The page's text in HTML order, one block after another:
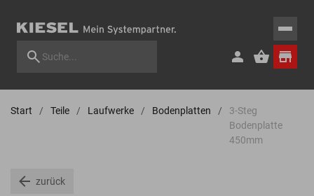
Start Teile Laufwerke Bodenplatten
3-Steg
Bodenplatte
450mm
zurück